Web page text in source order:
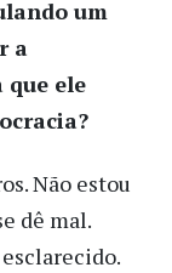
um
a
que ele
Não estou
dê mal.